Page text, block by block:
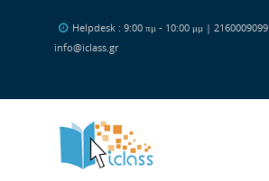
Helpdesk : 9:00 πμ - 10:00 μμ | 2160009099
info@iclass.gr